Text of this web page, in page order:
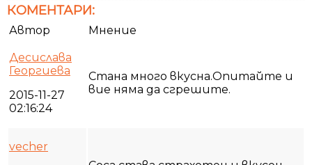
КОМЕНТАРИ:
Автор Мнение
Десислава
Георгиева
2015-11-27
02:16:24
Стана много вкусна.Опитайте и
вие няма да сгрешите.
vecher